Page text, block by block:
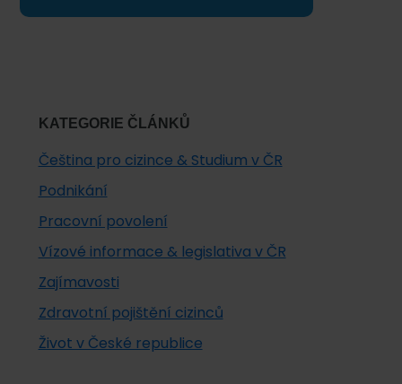
KATEGORIE ČLÁNKŮ
Čeština pro cizince & Studium v ČR
Podnikání
Pracovní povolení
Vízové informace & legislativa v ČR
Zajímavosti
Zdravotní pojištění cizinců
Život v České republice